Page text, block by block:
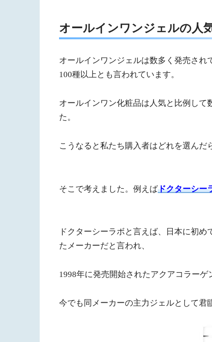
オールインワンジェルの人
オールインワンジェルは数多く発売さ
100種以上とも言われています。
オールインワン化粧品は人気と比例し
た。
こうなると私たち購入者はどれを選んだ
そこで考えました。例えばドクターシー
ドクターシーラボと言えば、日本に初
たメーカーだと言われ、
1998年に発売開始されたアクアコラーゲ
今でも同メーカーの主力ジェルとして君